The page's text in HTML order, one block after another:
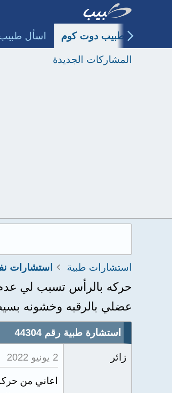
طبيب دوت كوم اسأل
المشاركات الجديدة
استشارات طبية استشارات
حركه بالرأس تسبب لي عدم
عضلي بالرقبه وخشونه
استشارة طبية رقم 44304
زائر 2 يونيو 2022
اعاني من